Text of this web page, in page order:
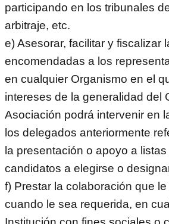
participando en los tribunales
arbitraje, etc.
e) Asesorar, facilitar y fiscalizar
encomendadas a los
en cualquier Organismo en el
intereses de la generalidad del
Asociación podrá intervenir en
los delegados anteriormente
la presentación o apoyo a
candidatos a elegirse o
f) Prestar la colaboración que
cuando le sea requerida, en